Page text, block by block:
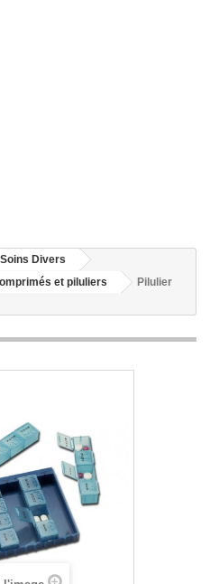
Soins Divers
et piluliers
Pilulier